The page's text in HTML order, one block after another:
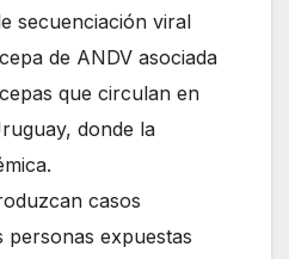
secuenciación viral
de ANDV asociada
que circulan en
donde la
casos
personas expuestas